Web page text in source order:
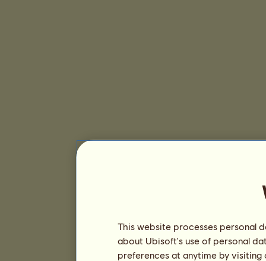
This website processes personal
about Ubisoft's use of personal
preferences at anytime by